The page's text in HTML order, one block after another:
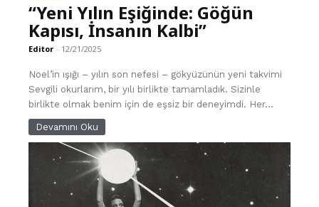
“Yeni Yılın Eşiğinde: Göğün
Kapısı, İnsanın Kalbi”
Editor - 12/21/2025
Noel’in ışığı – yılın son nefesi – gökyüzünün yeni takvimi
Sevgili okurlarım, bir yılı birlikte tamamladık. Sizinle
birlikte olmak benim için de eşsiz bir deneyimdi. Her...
Devamını Oku